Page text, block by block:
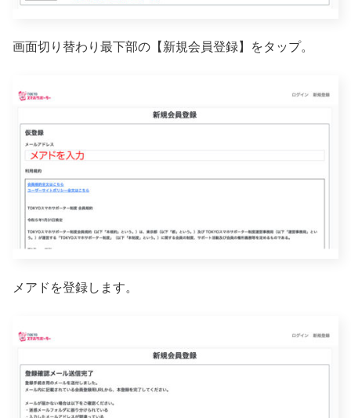
画面切り替わり最下部の【新規会員登録】をタップ。
メアドを登録します。